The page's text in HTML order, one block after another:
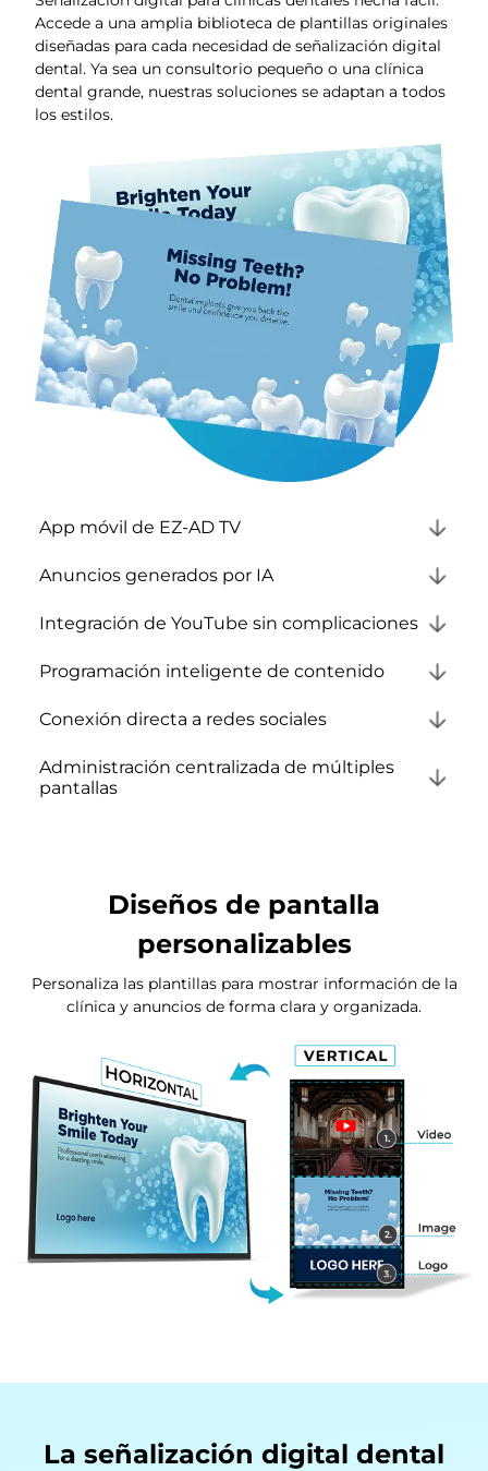
Accede a una amplia biblioteca de plantillas originales
diseñadas para cada necesidad de señalización digital
dental. Ya sea un consultorio pequeño o una clínica
dental grande, nuestras soluciones se adaptan a todos
los estilos.
App móvil de EZ-AD TV
Anuncios generados por IA
Integración de YouTube sin complicaciones
Programación inteligente de contenido
Conexión directa a redes sociales
Administración centralizada de múltiples
pantallas
Diseños de pantalla
personalizables
Personaliza las plantillas para mostrar información de la
clínica y anuncios de forma clara y organizada.
La señalización digital dental